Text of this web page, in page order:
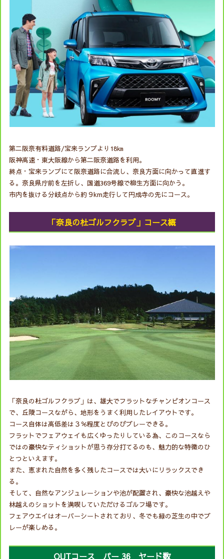
第二阪奈有料道路/宝来ランプより18㎞
阪神高速・東大阪線から第二阪奈道路を利用。
終点・宝来ランプにて阪奈道路に合流し、奈良方面に向かって直進す
る。奈良県庁前を左折し、国道369号線で柳生方面に向かう。
市内を抜ける分岐点から約９km走行して円成寺の先にコース。
「奈良の杜ゴルフクラブ」コース概
「奈良の杜ゴルフクラブ」は、雄大でフラットなチャンピオンコース
で、丘陵コースながら、地形をうまく利用したレイアウトです。
コース自体は高低差は３％程度とびのびプレーできる。
フラットでフェアウェイも広くゆったりしている為、このコースなら
ではの豪快なティショットが思う存分打てるのも、魅力的な特徴のひ
とつといえます。
また、恵まれた自然を多く残したコースでは大いにリラックスでき
る。
そして、自然なアンジュレーションや池が配置され、豪快な池越えや
林越えのショットを満喫していただけるゴルフ場です。
フェアウエイはオーバーシートされており、冬でも緑の芝生の中でプ
レーが楽しめる。
OUTコース パー 36 ヤード数